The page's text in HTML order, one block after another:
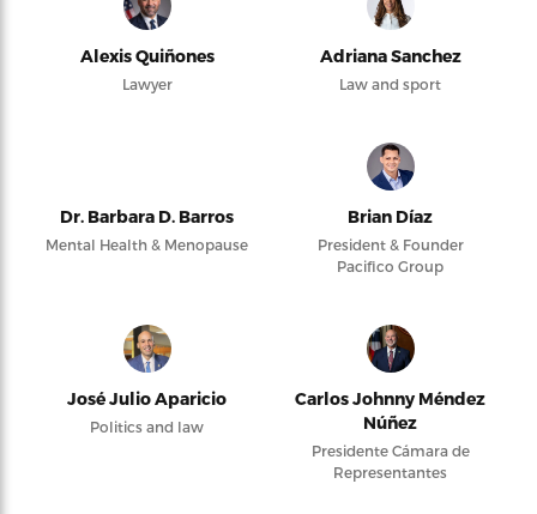
Alexis Quiñones
Lawyer
Adriana Sanchez
Law and sport
Dr. Barbara D. Barros
Mental Health & Menopause
Brian Díaz
President & Founder
Pacifico Group
José Julio Aparicio
Politics and law
Carlos Johnny Méndez
Núñez
Presidente Cámara de
Representantes